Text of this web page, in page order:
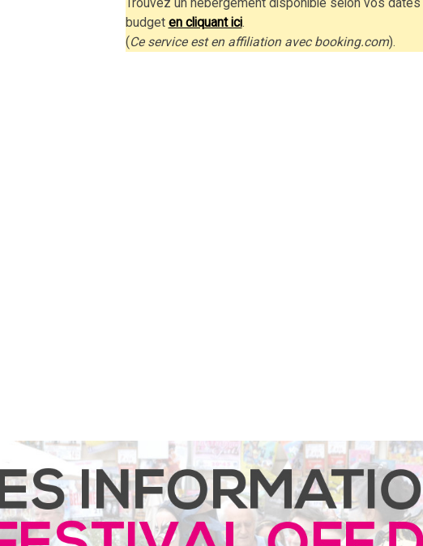
budget en cliquant ici.
(Ce service est en affiliation avec booking.com).